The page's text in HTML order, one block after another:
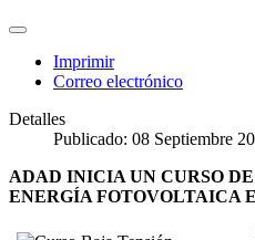
Imprimir
Correo electrónico
Detalles
Publicado: 08 Septiembre
ADAD INICIA UN CURSO
ENERGÍA FOTOVOLTAICA